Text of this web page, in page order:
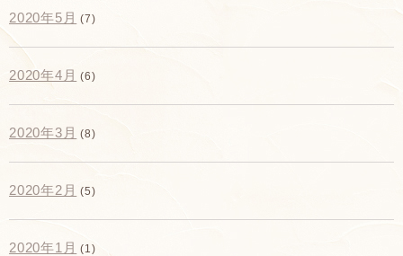
2020年5月 (7)
2020年4月 (6)
2020年3月 (8)
2020年2月 (5)
2020年1月 (1)